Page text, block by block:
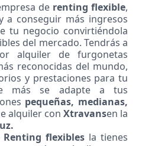
de renting flexible,
a conseguir más ingresos
tu negocio convirtiéndola
del mercado. Tendrás a
alquiler de furgonetas
reconocidas del mundo,
y prestaciones para tu
más se adapte a tus
pequeñas, medianas,
alquiler con Xtravansen la
Renting flexibles la tienes